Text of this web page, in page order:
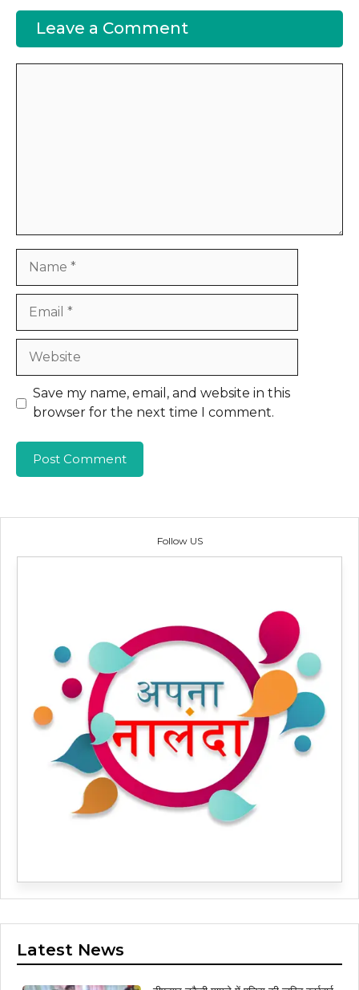
Leave a Comment
Website
Save my name, email, and website in this
browser for the next time I comment.
Follow US
Latest News